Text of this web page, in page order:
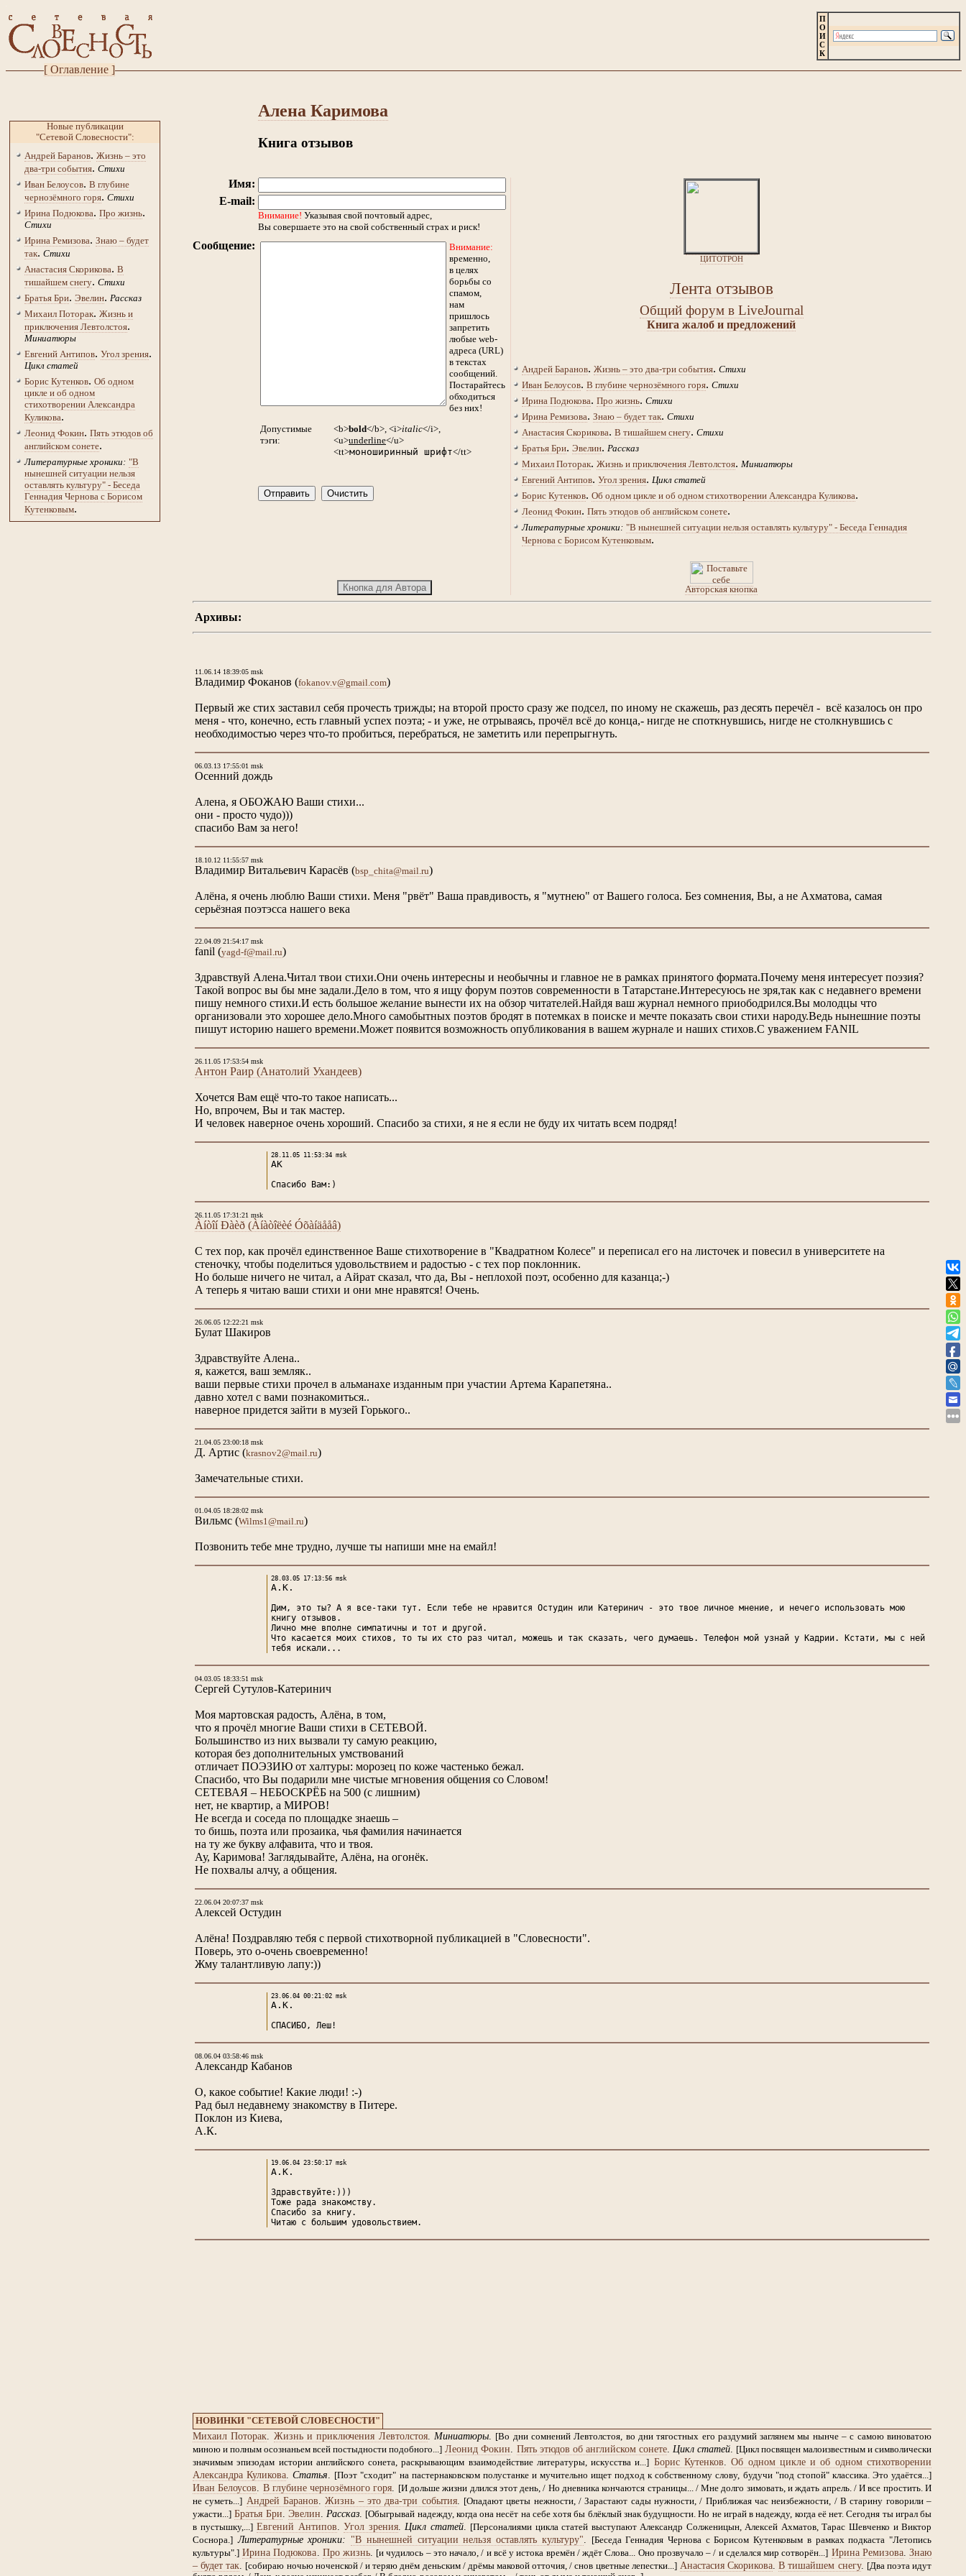
[ Оглавление ]
Новые публикации
"Сетевой Словесности":
Андрей Баранов. Жизнь – это
два-три события. Стихи
Иван Белоусов. В глубине
чернозёмного горя. Стихи
Ирина Подюкова. Про жизнь.
Стихи
Ирина Ремизова. Знаю – будет
так. Стихи
Анастасия Скорикова. В
тишайшем снегу. Стихи
Братья Бри. Эвелин. Рассказ
Михаил Поторак. Жизнь и
приключения Левтолстоя.
Миниатюры
Евгений Антипов. Угол зрения.
Цикл статей
Борис Кутенков. Об одном
цикле и об одном
стихотворении Александра
Куликова.
Леонид Фокин. Пять этюдов об
английском сонете.
Литературные хроники: "В
нынешней ситуации нельзя
оставлять культуру" - Беседа
Геннадия Чернова с Борисом
Кутенковым.
П
О
И
С
К
Алена Каримова
Книга отзывов
ЦИТОТРОН
Лента отзывов
Общий форум в LiveJournal
Книга жалоб и предложений
Андрей Баранов. Жизнь – это два-три события. Стихи
Иван Белоусов. В глубине чернозёмного горя. Стихи
Ирина Подюкова. Про жизнь. Стихи
Ирина Ремизова. Знаю – будет так. Стихи
Анастасия Скорикова. В тишайшем снегу. Стихи
Братья Бри. Эвелин. Рассказ
Михаил Поторак. Жизнь и приключения Левтолстоя. Миниатюры
Евгений Антипов. Угол зрения. Цикл статей
Борис Кутенков. Об одном цикле и об одном стихотворении Александра Куликова.
Леонид Фокин. Пять этюдов об английском сонете.
Литературные хроники: "В нынешней ситуации нельзя оставлять культуру" - Беседа Геннадия
Чернова с Борисом Кутенковым.
Авторская кнопка
Имя:
E-mail:
Внимание! Указывая свой почтовый адрес,
Вы совершаете это на свой собственный страх и риск!
Сообщение:
Внимание:
временно,
в целях
борьбы со
спамом,
нам
пришлось
запретить
любые web-
адреса (URL)
в текстах
сообщений.
Постарайтесь
обходиться
без них!
Допустимые
тэги:
<b>bold</b>, <i>italic</i>,
<u>underline</u>
<tt>моноширинный шрифт</tt>
Архивы:
11.06.14 18:39:05 msk
Владимир Фоканов (fokanov.v@gmail.com)
Первый же стих заставил себя прочесть трижды; на второй просто сразу же подсел, по иному не скажешь, раз десять перечёл - всё казалось он про
меня - что, конечно, есть главный успех поэта; - и уже, не отрываясь, прочёл всё до конца,- нигде не споткнувшись, нигде не столкнувшись с
необходимостью через что-то пробиться, перебраться, не заметить или перепрыгнуть.
06.03.13 17:55:01 msk
Осенний дождь
Алена, я ОБОЖАЮ Ваши стихи...
они - просто чудо)))
спасибо Вам за него!
18.10.12 11:55:57 msk
Владимир Витальевич Карасёв (bsp_chita@mail.ru)
Алёна, я очень люблю Ваши стихи. Меня "рвёт" Ваша правдивость, я "мутнею" от Вашего голоса. Без сомнения, Вы, а не Ахматова, самая
серьёзная поэтэсса нашего века
22.04.09 21:54:17 msk
fanil (yagd-f@mail.ru)
Здравствуй Алена.Читал твои стихи.Они очень интересны и необычны и главное не в рамках принятого формата.Почему меня интересует поэзия?
Такой вопрос вы бы мне задали.Дело в том, что я ищу форум поэтов современности в Татарстане.Интересуюсь не зря,так как с недавнего времени
пишу немного стихи.И есть большое желание вынести их на обзор читателей.Найдя ваш журнал немного приободрился.Вы молодцы что
организовали это хорошее дело.Много самобытных поэтов бродят в потемках в поиске и мечте показать свои стихи народу.Ведь нынешние поэты
пишут историю нашего времени.Может появится возможность опубликования в вашем журнале и наших стихов.С уважением FANIL
26.11.05 17:53:54 msk
Антон Раир (Анатолий Ухандеев)
Хочется Вам ещё что-то такое написать...
Но, впрочем, Вы и так мастер.
И человек наверное очень хороший. Спасибо за стихи, я не я если не буду их читать всем подряд!
28.11.05 11:53:34 msk
АК
Спасибо Вам:)
26.11.05 17:31:21 msk
Àíòîí Ðàèð (Àíàòîëèé Óõàíäååâ)
С тех пор, как прочёл единственное Ваше стихотворение в "Квадратном Колесе" и переписал его на листочек и повесил в университете на
стеночку, чтобы поделиться удовольствием и радостью - с тех пор поклонник.
Но больше ничего не читал, а Айрат сказал, что да, Вы - неплохой поэт, особенно для казанца;-)
А теперь я читаю ваши стихи и они мне нравятся! Очень.
26.06.05 12:22:21 msk
Булат Шакиров
Здравствуйте Алена..
я, кажется, ваш земляк..
ваши первые стихи прочел в альманахе изданным при участии Артема Карапетяна..
давно хотел с вами познакомиться..
наверное придется зайти в музей Горького..
21.04.05 23:00:18 msk
Д. Артис (krasnov2@mail.ru)
Замечательные стихи.
01.04.05 18:28:02 msk
Вильмс (Wilms1@mail.ru)
Позвонить тебе мне трудно, лучше ты напиши мне на емайл!
28.03.05 17:13:56 msk
А.К.
Дим, это ты? А я все-таки тут. Если тебе не нравится Остудин или Катеринич - это твое личное мнение, и нечего использовать мою
книгу отзывов.
Лично мне вполне симпатичны и тот и другой.
Что касается моих стихов, то ты их сто раз читал, можешь и так сказать, чего думаешь. Телефон мой узнай у Кадрии. Кстати, мы с ней
тебя искали...
04.03.05 18:33:51 msk
Сергей Сутулов-Катеринич
Моя мартовская радость, Алёна, в том,
что я прочёл многие Ваши стихи в СЕТЕВОЙ.
Большинство из них вызвали ту самую реакцию,
которая без дополнительных умствований
отличает ПОЭЗИЮ от халтуры: морозец по коже частенько бежал.
Спасибо, что Вы подарили мне чистые мгновения общения со Словом!
СЕТЕВАЯ – НЕБОСКРЁБ на 500 (с лишним)
нет, не квартир, а МИРОВ!
Не всегда и соседа по площадке знаешь –
то бишь, поэта или прозаика, чья фамилия начинается
на ту же букву алфавита, что и твоя.
Ау, Каримова! Заглядывайте, Алёна, на огонёк.
Не похвалы алчу, а общения.
22.06.04 20:07:37 msk
Алексей Остудин
Алёна! Поздравляю тебя с первой стихотворной публикацией в "Словесности".
Поверь, это о-очень своевременно!
Жму талантливую лапу:))
23.06.04 00:21:02 msk
А.К.
СПАСИБО, Леш!
08.06.04 03:58:46 msk
Александр Кабанов
О, какое событие! Какие люди! :-)
Рад был недавнему знакомству в Питере.
Поклон из Киева,
А.К.
19.06.04 23:50:17 msk
А.К.
Здравствуйте:)))
Тоже рада знакомству.
Спасибо за книгу.
Читаю с большим удовольствием.
НОВИНКИ "СЕТЕВОЙ СЛОВЕСНОСТИ"
Михаил Поторак. Жизнь и приключения Левтолстоя. Миниатюры. [Во дни сомнений Левтолстоя, во дни тягостных его раздумий заглянем мы нынче – с самою виноватою
миною и полным осознаньем всей постыдности подобного...] Леонид Фокин. Пять этюдов об английском сонете. Цикл статей. [Цикл посвящен малоизвестным и символически
значимым эпизодам истории английского сонета, раскрывающим взаимодействие литературы, искусства и...] Борис Кутенков.Об одном цикле и об одном стихотворении
Александра Куликова.Статья. [Поэт "сходит" на пастернаковском полустанке и мучительно ищет подход к собственному слову, будучи "под стопой" классика. Это удаётся...]
Иван Белоусов. В глубине чернозёмного горя. [И дольше жизни длился этот день, / Но дневника кончаются страницы... / Мне долго зимовать, и ждать апрель. / И все простить. И
не суметь...] Андрей Баранов.Жизнь – это два-три события. [Опадают цветы нежности, / Зарастают сады нужности, / Приближая час неизбежности, / В старину говорили –
ужасти...] Братья Бри. Эвелин. Рассказ. [Обыгрывай надежду, когда она несёт на себе хотя бы блёклый знак будущности. Но не играй в надежду, когда её нет. Сегодня ты играл бы
в пустышку,...] Евгений Антипов.Угол зрения.Цикл статей. [Персоналиями цикла статей выступают Александр Солженицын, Алексей Ахматов, Тарас Шевченко и Виктор
Соснора.] Литературные хроники: "В нынешней ситуации нельзя оставлять культуру".
[Беседа Геннадия Чернова с Борисом Кутенковым в рамках подкаста "Летопись
культуры".] Ирина Подюкова. Про жизнь. [и чудилось – это начало, / и всё у истока времён / ждёт Слова... Оно прозвучало – / и сделался мир сотворён...] Ирина Ремизова.Знаю
– будет так. [собираю ночью ноченской / и теряю днём деньским / дрёмы маковой отточия, / снов цветные лепестки...] Анастасия Скорикова.В тишайшем снегу. [Два поэта идут